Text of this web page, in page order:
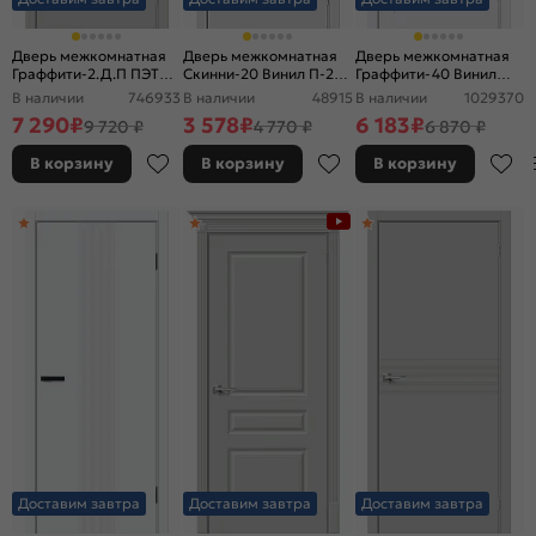
Дверь межкомнатная
Граффити-2.Д.П ПЭТ
Grey Silk, глухая,
В наличии 746933
7 290₽9 720 ₽
В корзину
Дверь межкомнатная
Скинни-20 Винил П-23
(Белый), глухая,
В наличии 48915
3 578₽4 770 ₽
В корзину
Дверь межкомнатная
Граффити-40 Винил
White Pro, глухая,
В наличии 1029370
6 183₽6 870 ₽
В корзину
Доставим завтра Доставим завтра Доставим завтра